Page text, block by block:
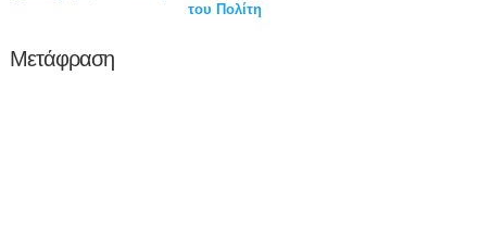
του Πολίτη
Μετάφραση